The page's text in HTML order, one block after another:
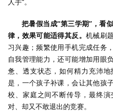
把暑假当成“第三学期”，看
律，效果可能适得其反。 机械刷
习兴趣；频繁使用手机完成任务
自我管理能力，还可能增加用眼
惫、透支状态，如何精力充沛
是，一个孩子补课，会让其他孩
校、家庭之间不断传导，最终
对、却又不敢退出的竞赛。